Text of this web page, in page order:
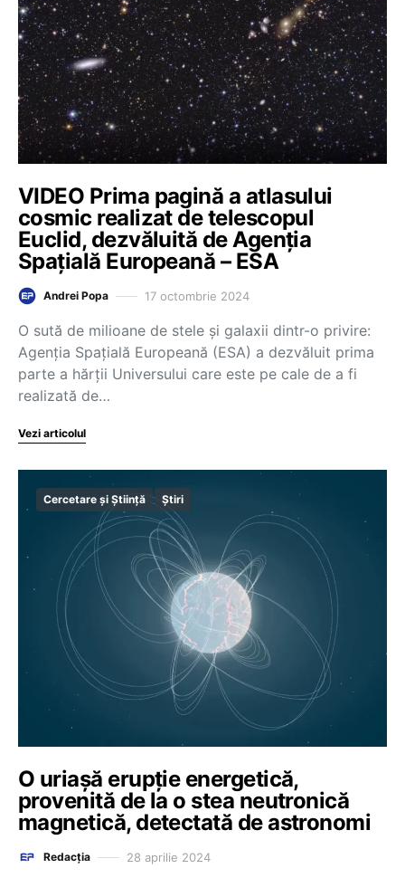
VIDEO Prima pagină a atlasului
cosmic realizat de telescopul
Euclid, dezvăluită de Agenția
Spațială Europeană – ESA
Andrei Popa 17 octombrie 2024
O sută de milioane de stele şi galaxii dintr-o privire:
Agenţia Spaţială Europeană (ESA) a dezvăluit prima
parte a hărţii Universului care este pe cale de a fi
realizată de…
Vezi articolul
Cercetare și Știință Știri
O uriașă erupție energetică,
provenită de la o stea neutronică
magnetică, detectată de astronomi
Redacția 28 aprilie 2024